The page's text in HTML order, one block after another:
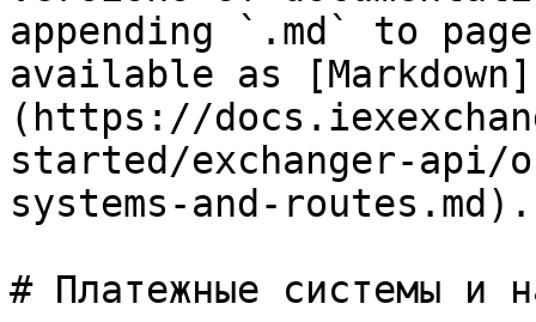
appending `.md` to
available as [Markdown]
(https://
started/exchanger-api/
systems-and-routes.md).
# Платежные системы и